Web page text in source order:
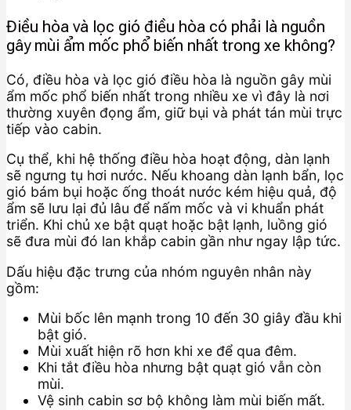
Điều hòa và lọc gió điều hòa có phải là nguồn
gây mùi ẩm mốc phổ biến nhất trong xe không?
Có, điều hòa và lọc gió điều hòa là nguồn gây mùi
ẩm mốc phổ biến nhất trong nhiều xe vì đây là nơi
thường xuyên đọng ẩm, giữ bụi và phát tán mùi trực
tiếp vào cabin.
Cụ thể, khi hệ thống điều hòa hoạt động, dàn lạnh
sẽ ngưng tụ hơi nước. Nếu khoang dàn lạnh bẩn, lọc
gió bám bụi hoặc ống thoát nước kém hiệu quả, độ
ẩm sẽ lưu lại đủ lâu để nấm mốc và vi khuẩn phát
triển. Khi chủ xe bật quạt hoặc bật lạnh, luồng gió
sẽ đưa mùi đó lan khắp cabin gần như ngay lập tức.
Dấu hiệu đặc trưng của nhóm nguyên nhân này
gồm:
Mùi bốc lên mạnh trong 10 đến 30 giây đầu khi
bật gió.
Mùi xuất hiện rõ hơn khi xe để qua đêm.
Khi tắt điều hòa nhưng bật quạt gió vẫn còn
mùi.
Vệ sinh cabin sơ bộ không làm mùi biến mất.